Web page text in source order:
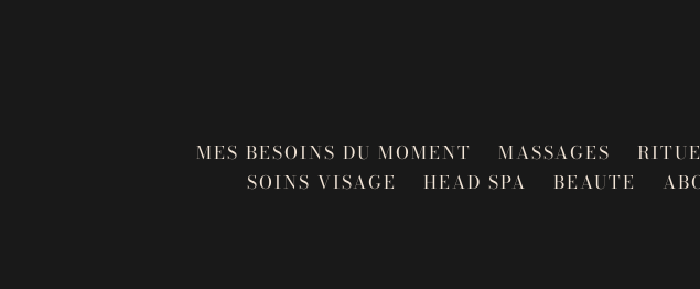
MES BESOINS DU MOMENT MASSAGES
SOINS VISAGE
HEAD SPA BEAUTE